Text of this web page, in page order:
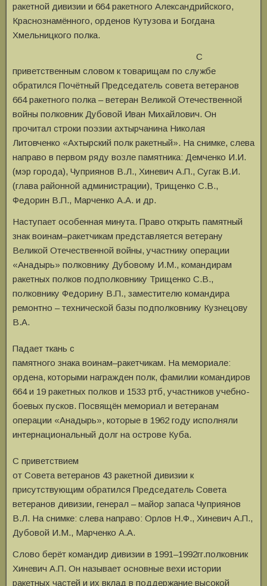
ракетной дивизии и 664 ракетного Александрийского,
Краснознамённого, орденов Кутузова и Богдана
Хмельницкого полка.
С
приветственным словом к товарищам по службе
обратился Почётный Председатель совета ветеранов
664 ракетного полка – ветеран Великой Отечественной
войны полковник Дубовой Иван Михайлович. Он
прочитал строки поэзии ахтырчанина Николая
Литовченко «Ахтырский полк ракетный». На снимке, слева
направо в первом ряду возле памятника: Демченко И.И.
(мэр города), Чуприянов В.Л., Хиневич А.П., Сугак В.И.
(глава районной администрации), Трищенко С.В.,
Федорин В.П., Марченко А.А. и др.
Наступает особенная минута. Право открыть памятный
знак воинам–ракетчикам представляется ветерану
Великой Отечественной войны, участнику операции
«Анадырь» полковнику Дубовому И.М., командирам
ракетных полков подполковнику Трищенко С.В.,
полковнику Федорину В.П., заместителю командира
ремонтно – технической базы подполковнику Кузнецову
В.А.
Падает ткань с
памятного знака воинам–ракетчикам. На мемориале:
ордена, которыми награжден полк, фамилии командиров
664 и 19 ракетных полков и 1533 ртб, участников учебно-
боевых пусков. Посвящён мемориал и ветеранам
операции «Анадырь», которые в 1962 году исполняли
интернациональный долг на острове Куба.
С приветствием
от Совета ветеранов 43 ракетной дивизии к
присутствующим обратился Председатель Совета
ветеранов дивизии, генерал – майор запаса Чуприянов
В.Л. На снимке: слева направо: Орлов Н.Ф., Хиневич А.П.,
Дубовой И.М., Марченко А.А.
Слово берёт командир дивизии в 1991–1992гг.полковник
Хиневич А.П. Он называет основные вехи истории
ракетных частей и их вклад в поддержание высокой